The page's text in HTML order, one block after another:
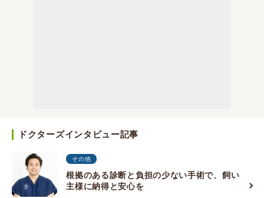
ドクターズインタビュー記事
その他
根拠のある診断と負担の少ない手術で、飼い
主様に納得と安心を